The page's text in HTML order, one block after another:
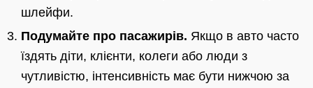
шлейфи.
Подумайте про пасажирів. Якщо в авто часто
їздять діти, клієнти, колеги або люди з
чутливістю, інтенсивність має бути нижчою за